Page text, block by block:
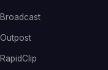
Broadcast
Outpost
RapidClip